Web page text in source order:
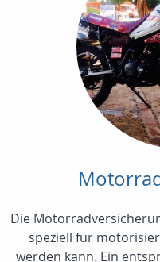
Die
speziell für
werden kann. Ein